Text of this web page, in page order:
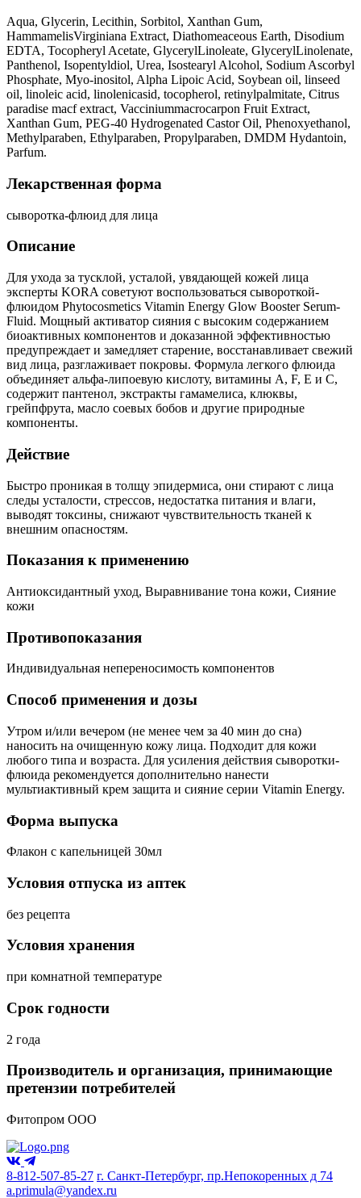
Aqua, Glycerin, Lecithin, Sorbitol, Xanthan Gum,
HammamelisVirginiana Extract, Diathomeaceous Earth, Disodium
EDTA, Tocopheryl Acetate, GlycerylLinoleate, GlycerylLinolenate,
Panthenol, Isopentyldiol, Urea, Isostearyl Alcohol, Sodium Ascorbyl
Phosphate, Myo-inositol, Alpha Lipoic Acid, Soybean oil, linseed
oil, linoleic acid, linolenicasid, tocopherol, retinylpalmitate, Citrus
paradise macf extract, Vacciniummacrocarpon Fruit Extract,
Xanthan Gum, PEG-40 Hydrogenated Castor Oil, Phenoxyethanol,
Methylparaben, Ethylparaben, Propylparaben, DMDM Hydantoin,
Parfum.
Лекарственная форма
сыворотка-флюид для лица
Описание
Для ухода за тусклой, усталой, увядающей кожей лица
эксперты KORA советуют воспользоваться сывороткой-
флюидом Phytocosmetics Vitamin Energy Glow Booster Serum-
Fluid. Мощный активатор сияния с высоким содержанием
биоактивных компонентов и доказанной эффективностью
предупреждает и замедляет старение, восстанавливает свежий
вид лица, разглаживает покровы. Формула легкого флюида
объединяет альфа-липоевую кислоту, витамины A, F, E и C,
содержит пантенол, экстракты гамамелиса, клюквы,
грейпфрута, масло соевых бобов и другие природные
компоненты.
Действие
Быстро проникая в толщу эпидермиса, они стирают с лица
следы усталости, стрессов, недостатка питания и влаги,
выводят токсины, снижают чувствительность тканей к
внешним опасностям.
Показания к применению
Антиоксидантный уход, Выравнивание тона кожи, Сияние
кожи
Противопоказания
Индивидуальная непереносимость компонентов
Способ применения и дозы
Утром и/или вечером (не менее чем за 40 мин до сна)
наносить на очищенную кожу лица. Подходит для кожи
любого типа и возраста. Для усиления действия сыворотки-
флюида рекомендуется дополнительно нанести
мультиактивный крем защита и сияние серии Vitamin Energy.
Форма выпуска
Флакон с капельницей 30мл
Условия отпуска из аптек
без рецепта
Условия хранения
при комнатной температуре
Срок годности
2 года
Производитель и организация, принимающие
претензии потребителей
Фитопром ООО
8-812-507-85-27 г. Санкт-Петербург, пр.Непокоренных д 74
a.primula@yandex.ru